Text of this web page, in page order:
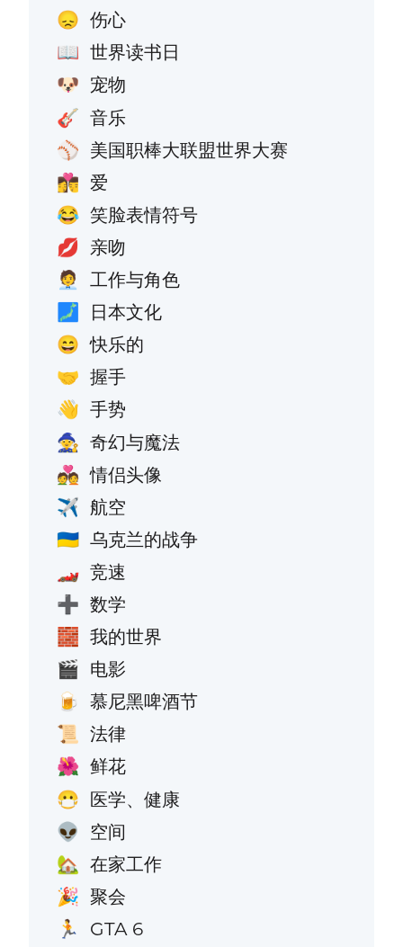
😞 伤心
📖 世界读书日
🐶 宠物
🎸 音乐
⚾ 美国职棒大联盟世界大赛
👩‍❤️‍💋‍👨 爱
😂 笑脸表情符号
💋 亲吻
🧑‍💼 工作与角色
🗾 日本文化
😄 快乐的
🤝 握手
👋 手势
🧙 奇幻与魔法
💑 情侣头像
✈️ 航空
🇺🇦 乌克兰的战争
🏎️ 竞速
➕ 数学
🧱 我的世界
🎬 电影
🍺 慕尼黑啤酒节
📜 法律
🌺 鲜花
😷 医学、健康
👽 空间
🏡 在家工作
🎉 聚会
🏃 GTA 6